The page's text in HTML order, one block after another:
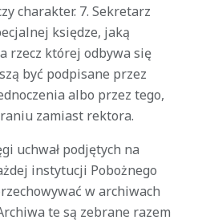
charakter. 7. Sekretarz
księdze, jaką
rzecz której odbywa się
być podpisane przez
albo przez tego,
zamiast rektora.
uchwał podjętych na
instytucji Pobożnego
w archiwach
te są zebrane razem